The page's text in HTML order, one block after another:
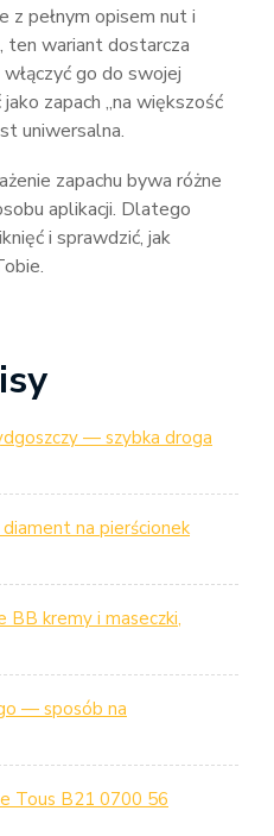
z pełnym opisem nut i
ten wariant dostarcza
go do swojej
zapach „na większość
uniwersalna.
zapachu bywa różne
aplikacji. Dlatego
i sprawdzić, jak
— szybka droga
na pierścionek
BB kremy i maseczki,
— sposób na
Tous B21 0700 56